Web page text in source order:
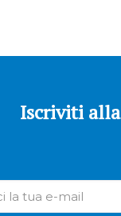
Iscriviti